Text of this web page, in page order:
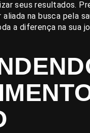
seus resultados.
na busca pela
a diferença na sua